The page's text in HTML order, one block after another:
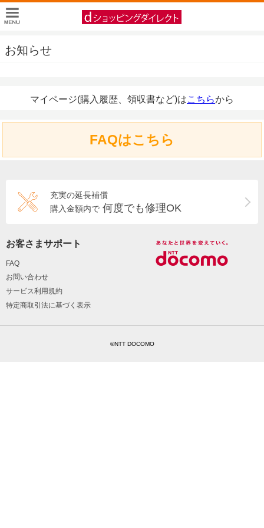
お知らせ
マイページ(購入履歴、領収書など)はこちらから
FAQはこちら
充実の延長補償
購入金額内で 何度でも修理OK
お客さまサポート
FAQ
お問い合わせ
サービス利用規約
特定商取引法に基づく表示
©NTT DOCOMO